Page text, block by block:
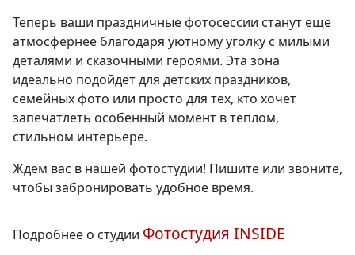
Теперь ваши праздничные фотосессии станут еще
атмосфернее благодаря уютному уголку с милыми
деталями и сказочными героями. Эта зона
идеально подойдет для детских праздников,
семейных фото или просто для тех, кто хочет
запечатлеть особенный момент в теплом,
стильном интерьере.
Ждем вас в нашей фотостудии! Пишите или звоните,
чтобы забронировать удобное время.
Подробнее о студии Фотостудия INSIDE